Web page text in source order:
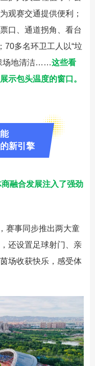
观赛交通提供便利；
口、通道拐角、看台
70多名环卫工人以“垃
场地清洁……这些看
示包头温度的窗口。
新引擎
融合发展注入了强劲
赛事同步推出两大童
还设置足球射门、亲
场收获快乐，感受体